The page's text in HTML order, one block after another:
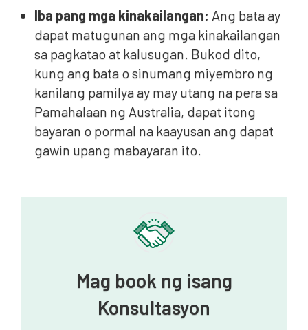
Iba pang mga kinakailangan: Ang bata ay
dapat matugunan ang mga kinakailangan
sa pagkatao at kalusugan. Bukod dito,
kung ang bata o sinumang miyembro ng
kanilang pamilya ay may utang na pera sa
Pamahalaan ng Australia, dapat itong
bayaran o pormal na kaayusan ang dapat
gawin upang mabayaran ito.
Mag book ng isang
Konsultasyon